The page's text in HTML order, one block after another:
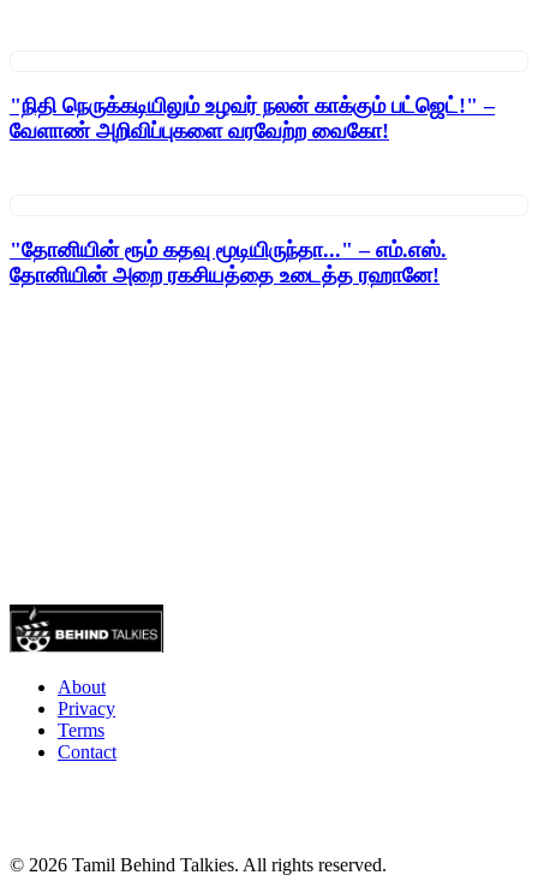
"நிதி நெருக்கடியிலும் உழவர் நலன் காக்கும் பட்ஜெட்!" –
வேளாண் அறிவிப்புகளை வரவேற்ற வைகோ!
"தோனியின் ரூம் கதவு மூடியிருந்தா..." – எம்.எஸ்.
தோனியின் அறை ரகசியத்தை உடைத்த ரஹானே!
About
Privacy
Terms
Contact
© 2026 Tamil Behind Talkies. All rights reserved.